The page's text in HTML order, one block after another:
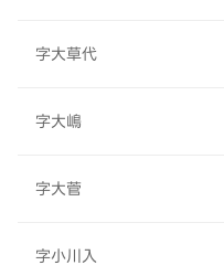
字大草代
字大嶋
字大菅
字小川入